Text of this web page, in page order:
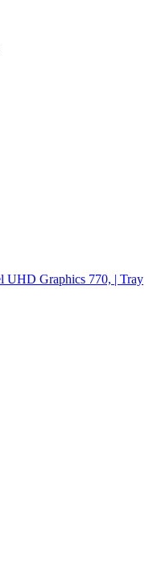
UHD Graphics 770, | Tray